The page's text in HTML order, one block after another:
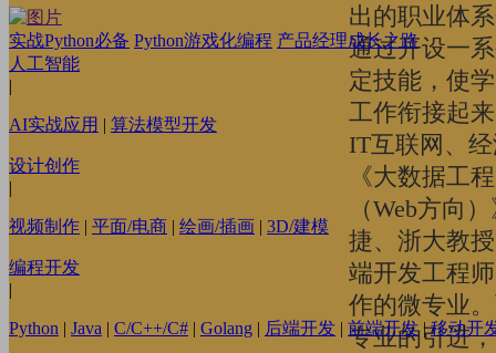
实战Python必备 Python游戏化编程 产品经理成长之路
人工智能
|
AI实战应用 | 算法模型开发
设计创作
|
视频制作 | 平面/电商 | 绘画/插画 | 3D/建模
编程开发
|
Python | Java | C/C++/C# | Golang | 后端开发 | 前端开发 | 移动开
出的职业体
通过开设一
定技能，使
工作衔接起
IT互联网、
《大数据工
（Web方向
捷、浙大教
端开发工程
作的微专业
专业的引进